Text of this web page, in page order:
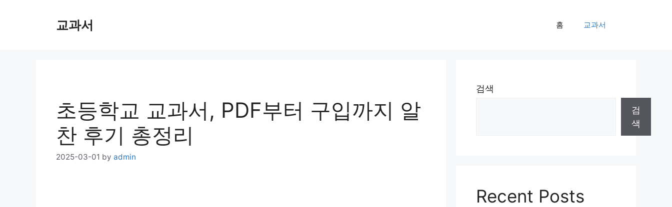
교과서 홈 교과서
초등학교 교과서, PDF부터 구입까지 알
찬 후기 총정리
2025-03-01 by admin
검색
검
색
Recent Posts